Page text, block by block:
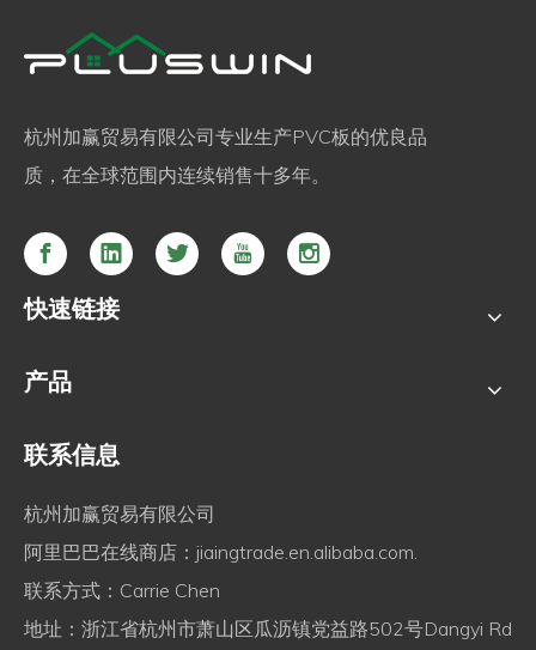
杭州加赢贸易有限公司专业生产PVC板的优良品
质，在全球范围内连续销售十多年。
快速链接
产品
联系信息
杭州加赢贸易有限公司
阿里巴巴在线商店： jiaingtrade.en.alibaba.com.
联系方式：Carrie Chen
地址：浙江省杭州市萧山区瓜沥镇党益路502号Dangyi Rd